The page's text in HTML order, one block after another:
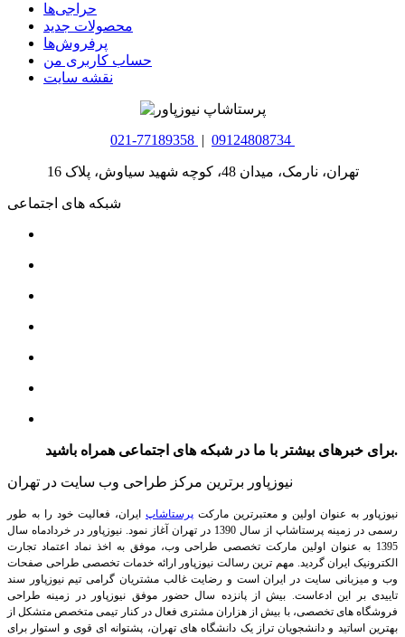
حراجی‌ها
محصولات جدید
پرفروش‌ها
حساب کاربری من
نقشه سایت
021-77189358 | 09124808734
تهران، نارمک، میدان 48، کوچه شهید سیاوش، پلاک 16
شبکه های اجتماعی
برای خبرهای بیشتر با ما در شبکه های اجتماعی همراه باشید.
نیوزپاور برترین مرکز طراحی وب سایت در تهران
نیوزپاور به عنوان اولین و معتبرترین مارکت پرستاشاپ ایران، فعالیت خود را به طور
رسمی در زمینه پرستاشاپ از سال 1390 در تهران آغاز نمود. نیوزپاور در خردادماه سال
1395 به عنوان اولین مارکت تخصصی طراحی وب، موفق به اخذ نماد اعتماد تجارت
الکترونیک ایران گردید. مهم ترین رسالت نیوزپاور ارائه خدمات تخصصی طراحی صفحات
وب و میزبانی سایت در ایران است و رضایت غالب مشتریان گرامی تیم نیوزپاور سند
تاییدی بر این ادعاست. بیش از پانزده سال حضور موفق نیوزپاور در زمینه طراحی
فروشگاه های تخصصی، با بیش از هزاران مشتری فعال در کنار تیمی متخصص متشکل از
بهترین اساتید و دانشجویان تراز یک دانشگاه های تهران، پشتوانه ای قوی و استوار برای